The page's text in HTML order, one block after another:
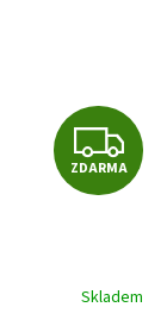
Z
D
R
ZDARMA
Skladem